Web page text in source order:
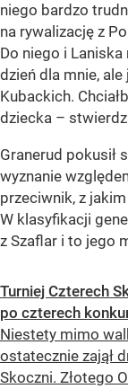
niego bardzo
na rywalizację z
Do niego i
dzień dla mnie,
Kubackich.
dziecka –
Granerud pokusił
wyznanie
przeciwnik, z
W klasyfikacji
z Szaflar i to jego
Turniej Czterech
po czterech
Niestety mimo
ostatecznie zajął
Skoczni. Złotego